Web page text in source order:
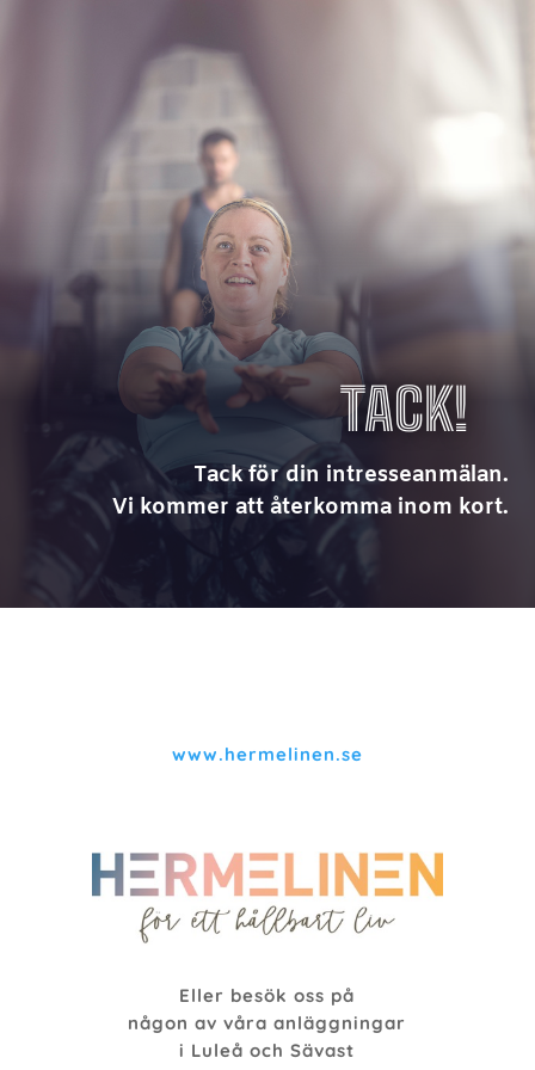
TACK!
Tack för din intresseanmälan.
Vi kommer att återkomma inom kort.
www.hermelinen.se
Eller besök oss på
någon av våra anläggningar
i Luleå och Sävast